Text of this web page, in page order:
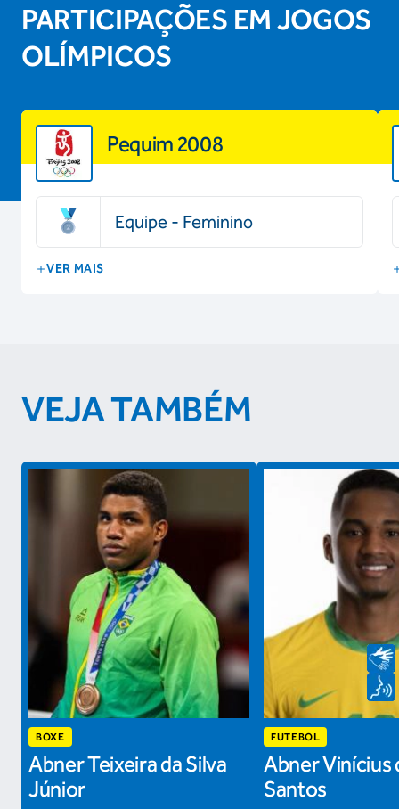
PARTICIPAÇÕES EM JOGOS
OLÍMPICOS
Pequim 2008
Equipe - Feminino
VER MAIS
VEJA TAMBÉM
BOXE
Abner Teixeira da Silva
Júnior
FUTEBOL
Abner Vinícius
Santos